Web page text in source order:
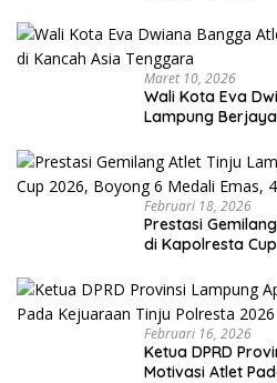
Maret 10, 2026
Wali Kota Eva
Lampung
Februari 18, 2026
Prestasi
di Kapolresta
Februari 16, 2026
Ketua DPRD
Motivasi Atlet